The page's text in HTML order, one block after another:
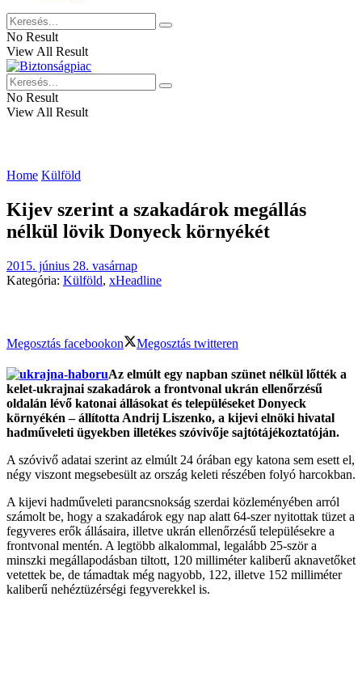
No Result
View All Result
No Result
View All Result
Home Külföld
Kijev szerint a szakadárok megállás
nélkül lövik Donyeck környékét
2015. június 28. vasárnap
Kategória: Külföld, xHeadline
Megosztás facebookon Megosztás twitteren
Az elmúlt egy napban szünet nélkül lőtték a
kelet-ukrajnai szakadárok a frontvonal ukrán ellenőrzésű
oldalán lévő katonai állásokat és településeket Donyeck
környékén – állította Andrij Liszenko, a kijevi elnöki hivatal
hadműveleti ügyekben illetékes szóvivője sajtótájékoztatóján.
A szóvivő adatai szerint az elmúlt 24 órában egy katona sem esett el,
négy viszont megsebesült az ország keleti részében folyó harcokban.
A kijevi hadműveleti parancsnokság szerdai közleményében arról
számolt be, hogy a szakadárok egy nap alatt 64-szer nyitottak tüzet a
fegyveres erők állásaira, illetve ukrán ellenőrzésű településekre a
frontvonal mentén. A legtöbb alkalommal, legalább 25-ször a
minszki megállapodásban tiltott, 120 milliméter kaliberű aknavetőket
vetettek be, de támadtak még nagyobb, 122, illetve 152 milliméter
kaliberű nehéztüzérségi fegyverekkel is.